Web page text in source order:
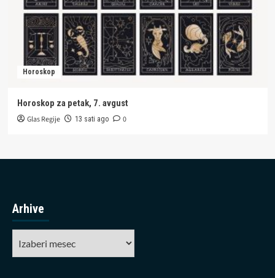
Horoskop
Horoskop za petak, 7. avgust
Glas Regije 13 sati ago 0
Arhive